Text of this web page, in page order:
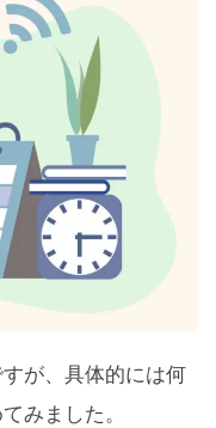
が、具体的には何
みました。